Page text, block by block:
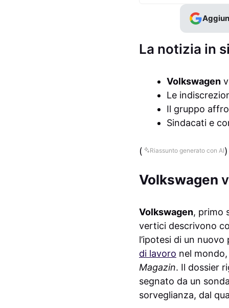
La notizia in
Volkswagen
Le
Il gruppo
Sindacati e
( Riassunto generato con AI)
Volkswagen
Volkswagen, primo
vertici descrivono
l’ipotesi di un
di lavoro nel
Magazin. Il dossier
segnato da un
sorveglianza, dal